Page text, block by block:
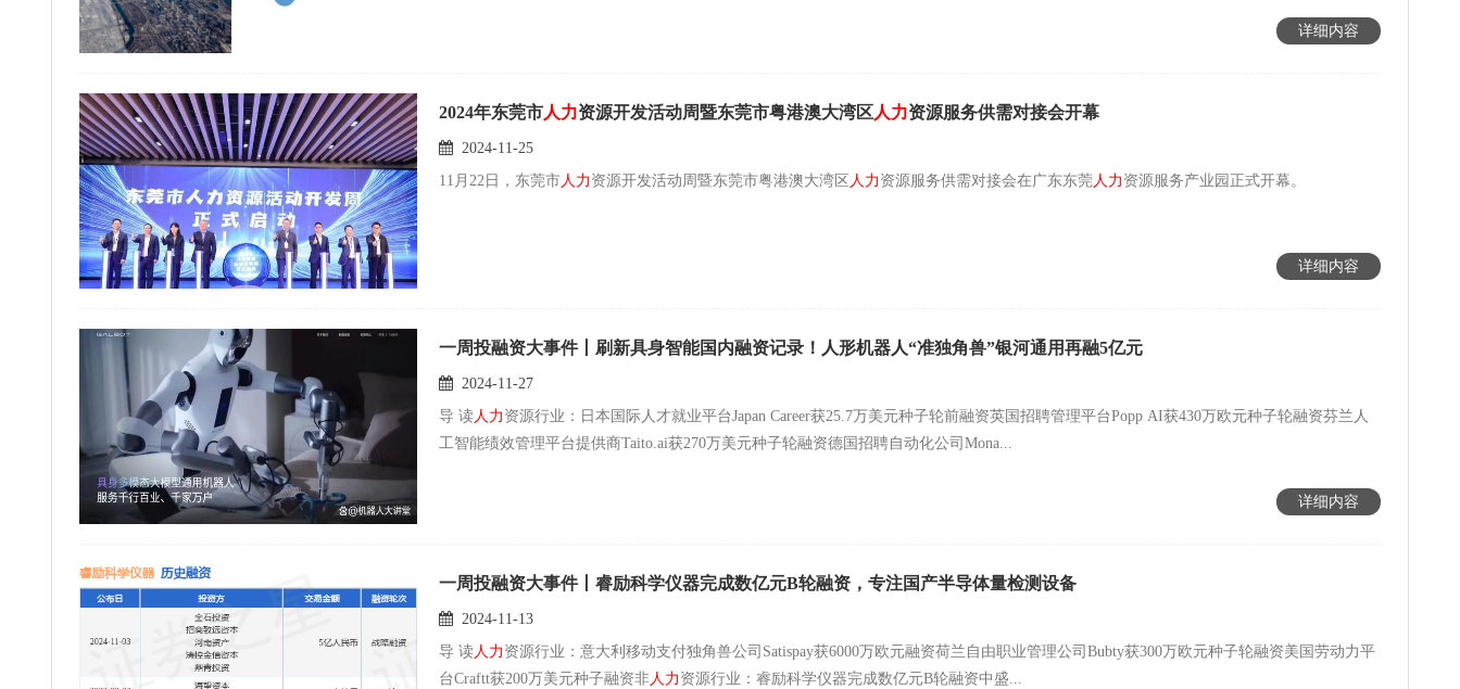
详细内容
2024年东莞市人力资源开发活动周暨东莞市粤港澳大湾区人力资源服务供需对接会开幕
2024-11-25
11月22日，东莞市人力 资源开发活动周暨东莞市粤港澳大湾区 人力 资源服务供需对接会在广东东莞人力 资源服务产业园正式开幕。
详细内容
一周投融资大事件丨刷新具身智能国内融资记录！人形机器人“准独角兽”银河通用再融5亿元
2024-11-27
导 读 人力 资源行业：日本国际人才就业平台Japan Career获25.7万美元种子轮前融资英国招聘管理平台Popp AI获430万欧元种子轮融资芬兰人
工智能绩效管理平台提供商Taito.ai获270万美元种子轮融资德国招聘自动化公司Mona...
详细内容
一周投融资大事件丨睿励科学仪器完成数亿元B轮融资，专注国产半导体量检测设备
2024-11-13
导 读 人力 资源行业：意大利移动支付独角兽公司Satispay获6000万欧元融资荷兰自由职业管理公司Bubty获300万欧元种子轮融资美国劳动力平
台Craftt获200万美元种子融资非 人力 资源行业：睿励科学仪器完成数亿元B轮融资中盛...